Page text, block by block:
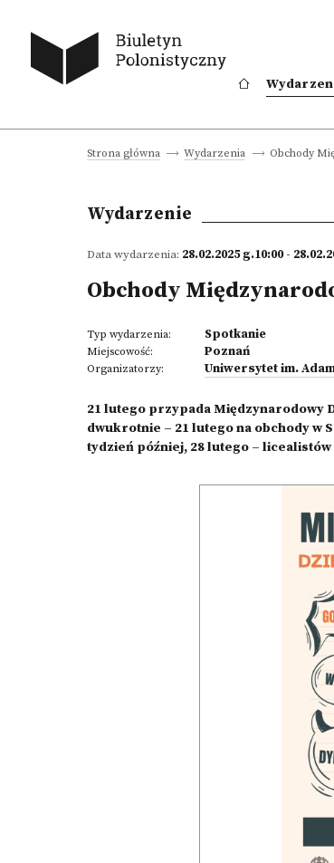
Strona główna Wydarzenia Obchody
Wydarzenie
Data wydarzenia: 28.02.2025 g.10:00 -
Obchody
Typ wydarzenia: Spotkanie
Miejscowość: Poznań
Organizatorzy: Uniwersytet im.
21 lutego przypada Międzynarodowy
dwukrotnie – 21 lutego na obchody w
tydzień później, 28 lutego – licealistów